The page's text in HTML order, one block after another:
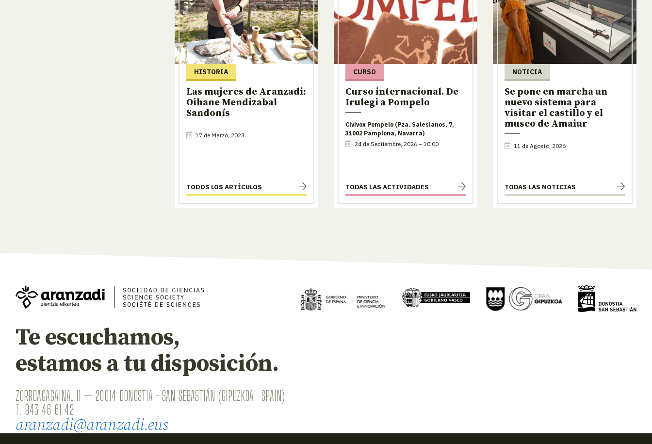
HISTORIA
Las mujeres de Aranzadi:
Oihane Mendizabal
Sandonís
17 de Marzo, 2023
TODOS LOS ARTÍCULOS
CURSO
Curso internacional. De
Irulegi a Pompelo
Civivox Pompelo (Pza. Salesianos, 7,
31002 Pamplona, Navarra)
24 de Septiembre, 2026 – 10:00
TODAS LAS ACTIVIDADES
NOTICIA
Se pone en marcha un
nuevo sistema para
visitar el castillo y el
museo de Amaiur
11 de Agosto, 2026
TODAS LAS NOTICIAS
Te escuchamos,
estamos a tu disposición.
ZORROAGAGAINA, 11 — 20014 DONOSTIA - SAN SEBASTIÁN (GIPUZKOA · SPAIN)
T. 943 46 61 42
aranzadi@aranzadi.eus